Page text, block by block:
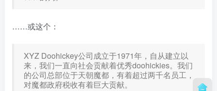
……或这个：
XYZ Doohickey公司成立于1971年，自从建立以
来，我们一直向社会贡献着优秀doohickies。我们
的公司总部位于天朝魔都，有着超过两千名员工，
对魔都政府税收有着巨大贡献。